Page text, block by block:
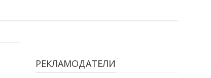
РЕКЛАМОДАТЕЛИ